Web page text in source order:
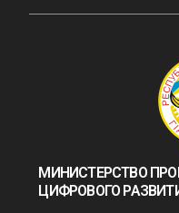
МИНИСТЕРСТВО
ЦИФРОВОГО